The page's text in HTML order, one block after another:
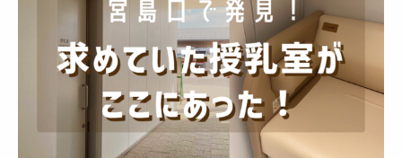
お知らせ
おでかけ